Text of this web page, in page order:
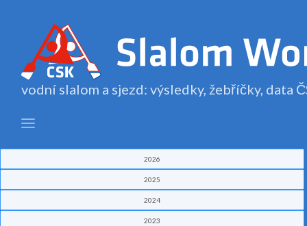
vodní slalom a sjezd: výsledky, žebříčky, data
2026
2025
2024
2023